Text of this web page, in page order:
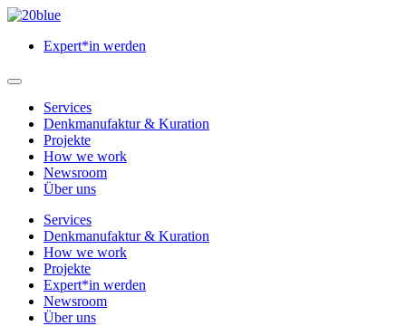
Zum
springenExpert*in werden
Hauptmenü
öffnenServices
Denkmanufaktur & Kuration
Projekte
How we work
Newsroom
Über uns
Services
Denkmanufaktur & Kuration
How we work
Projekte
Expert*in werden
Newsroom
Über uns